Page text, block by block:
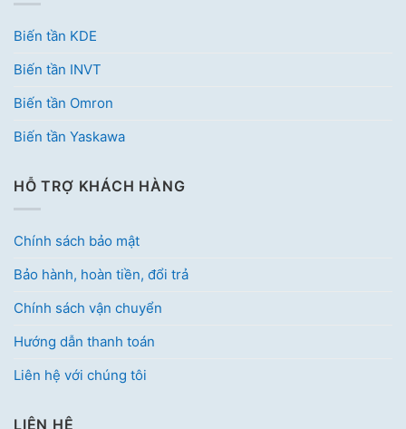
Biến tần KDE
Biến tần INVT
Biến tần Omron
Biến tần Yaskawa
HỖ TRỢ KHÁCH HÀNG
Chính sách bảo mật
Bảo hành, hoàn tiền, đổi trả
Chính sách vận chuyển
Hướng dẫn thanh toán
Liên hệ với chúng tôi
LIÊN HỆ